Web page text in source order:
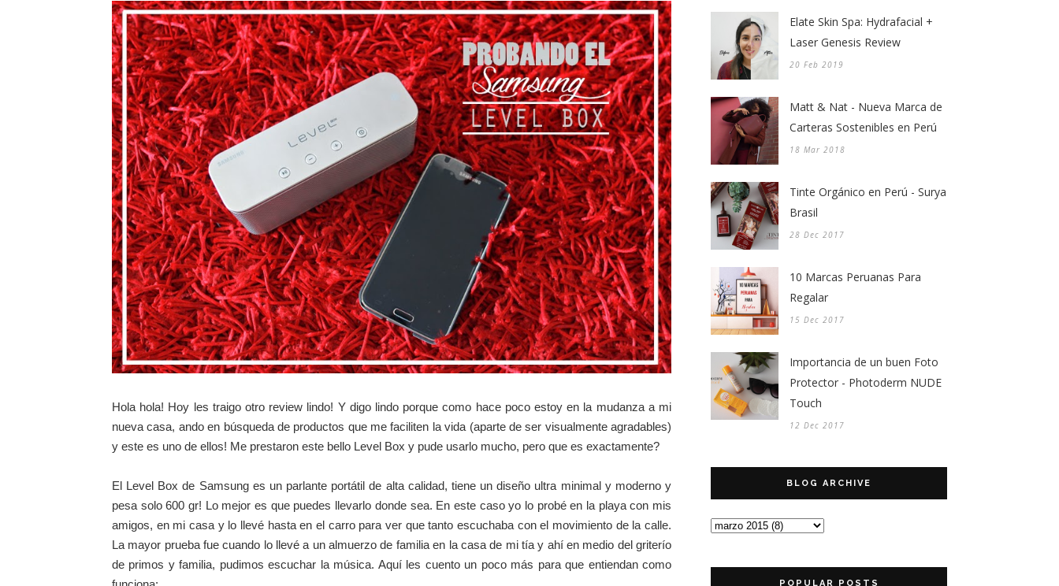
Hola hola! Hoy les traigo otro review lindo! Y digo lindo porque como hace poco estoy en la mudanza a mi
nueva casa, ando en búsqueda de productos que me faciliten la vida (aparte de ser visualmente agradables)
y este es uno de ellos! Me prestaron este bello Level Box y pude usarlo mucho, pero que es exactamente?
El Level Box de Samsung es un parlante portátil de alta calidad, tiene un diseño ultra minimal y moderno y
pesa solo 600 gr! Lo mejor es que puedes llevarlo donde sea. En este caso yo lo probéen la playa con mis
amigos, en mi casa y lo llevé hasta en el carro para ver que tanto escuchaba con el movimiento de la calle.
La mayor prueba fue cuando lo llevé a un almuerzo de familia en la casa de mi tía y ahí en medio del griterío
de primos y familia, pudimos escuchar la música. Aquí les cuento un poco más para que entiendan como
Elate Skin Spa: Hydrafacial +
Laser Genesis Review
20 Feb 2019
Matt & Nat - Nueva Marca de
Carteras Sostenibles en Perú
18 Mar 2018
Tinte Orgánico en Perú - Surya
Brasil
28 Dec 2017
10 Marcas Peruanas Para
Regalar
15 Dec 2017
Importancia de un buen Foto
Protector - Photoderm NUDE
Touch
12 Dec 2017
BLOG ARCHIVE
POPULAR POSTS